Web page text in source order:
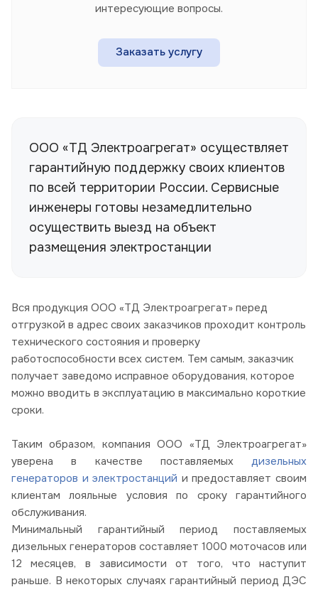
интересующие вопросы.
Заказать услугу
ООО «ТД Электроагрегат» осуществляет
гарантийную поддержку своих клиентов
по всей территории России. Сервисные
инженеры готовы незамедлительно
осуществить выезд на объект
размещения электростанции
Вся продукция ООО «ТД Электроагрегат» перед
отгрузкой в адрес своих заказчиков проходит контроль
технического состояния и проверку
работоспособности всех систем. Тем самым, заказчик
получает заведомо исправное оборудования, которое
можно вводить в эксплуатацию в максимально короткие
сроки.
Таким образом, компания ООО «ТД Электроагрегат»
уверена в качестве поставляемых дизельных
генераторов и электростанций и предоставляет своим
клиентам лояльные условия по сроку гарантийного
обслуживания.
Минимальный гарантийный период поставляемых
дизельных генераторов составляет 1000 моточасов или
12 месяцев, в зависимости от того, что наступит
раньше. В некоторых случаях гарантийный период ДЭС